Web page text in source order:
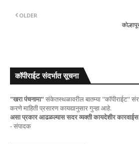
OLDER
कॉपीराईट संदर्भात सूचना
"खरा पंचनामा"संकेतस्थळावरील बातम्या "कॉपीराईट"
करणे माहिती प्रसारण कायद्यानुसार गुन्हा आहे.
असा प्रकार आढळल्यास सदर व्यक्ती कायदेशीर कारवाईस
- संपादक